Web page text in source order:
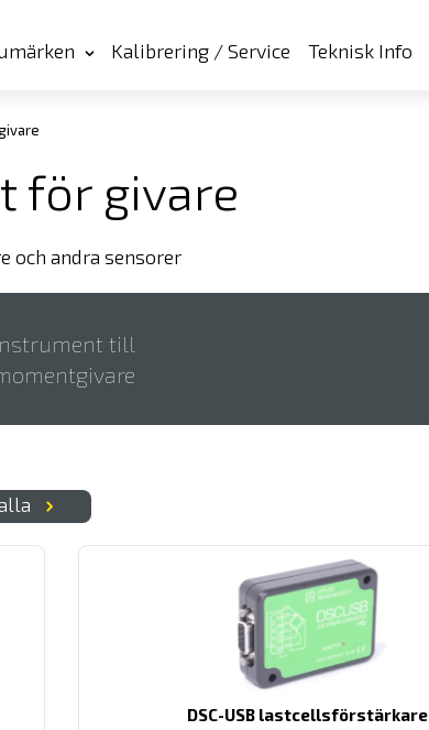
Kalibrering / Service Teknisk Info
för givare
och andra sensorer
till
DSC-USB lastcellsförstärkare